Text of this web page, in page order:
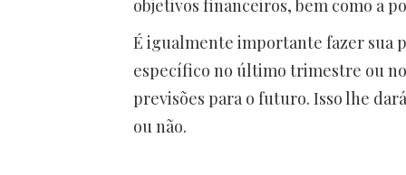
objetivos financeiros, bem como a
É igualmente importante fazer sua
específico no último trimestre ou
previsões para o futuro. Isso lhe
ou não.